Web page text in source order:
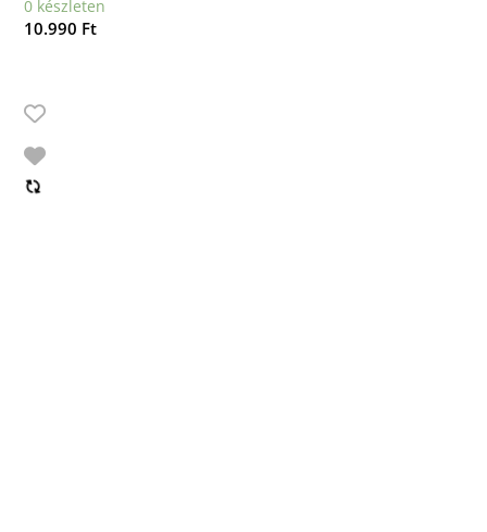
0 készleten
10.990 Ft